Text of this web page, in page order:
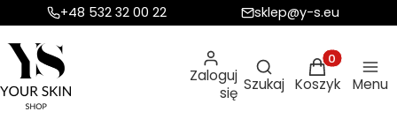
+48 532 32 00 22 sklep@y-s.eu
Zaloguj
się
Otwórz
Szukaj
Produkty w
Koszyk Menu